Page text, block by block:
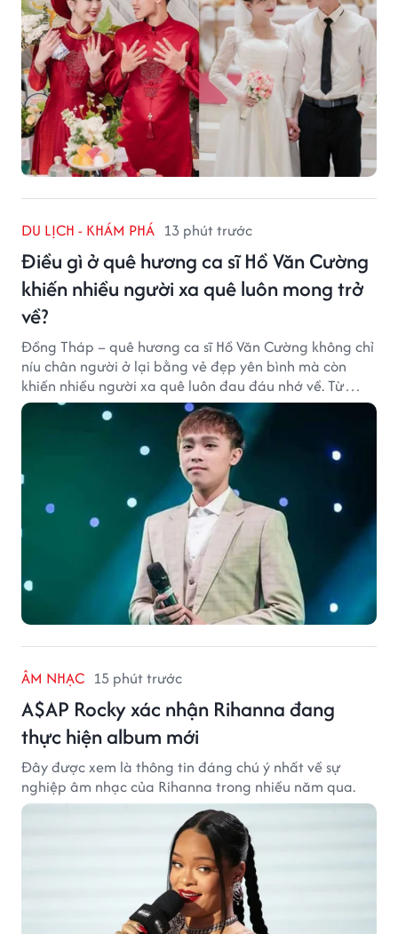
DU LỊCH - KHÁM PHÁ 13 phút trước
Điều gì ở quê hương ca sĩ Hồ Văn Cường
khiến nhiều người xa quê luôn mong trở
về?
Đồng Tháp – quê hương ca sĩ Hồ Văn Cường không chỉ
níu chân người ở lại bằng vẻ đẹp yên bình mà còn
khiến nhiều người xa quê luôn đau đáu nhớ về. Từ
cảnh sắc, ẩm thực đến tình người mộc mạc, tất cả tạo
nên sức hút rất riêng của vùng đất sen hồng.
ÂM NHẠC 15 phút trước
A$AP Rocky xác nhận Rihanna đang
thực hiện album mới
Đây được xem là thông tin đáng chú ý nhất về sự
nghiệp âm nhạc của Rihanna trong nhiều năm qua.